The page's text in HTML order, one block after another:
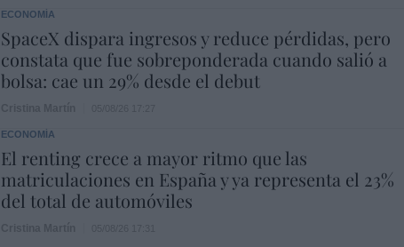
ECONOMÍA
SpaceX dispara ingresos y reduce pérdidas, pero
constata que fue sobreponderada cuando salió a
bolsa: cae un 29% desde el debut
ECONOMÍA
El renting crece a mayor ritmo que las
matriculaciones en España y ya representa el 23%
del total de automóviles